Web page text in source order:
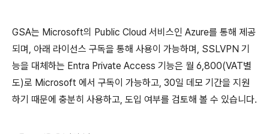
GSA는 Microsoft의 Public Cloud 서비스인 Azure를 통해 제공
되며, 아래 라이선스 구독을 통해 사용이 가능하며, SSLVPN 기
능을 대체하는 Entra Private Access 기능은 월 6,800(VAT별
도)로 Microsoft 에서 구독이 가능하고, 30일 데모 기간을 지원
하기 때문에 충분히 사용하고, 도입 여부를 검토해 볼 수 있습니다.